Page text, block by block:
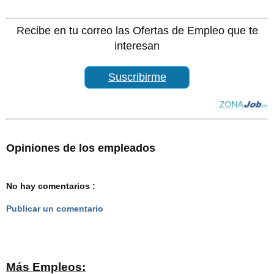
Recibe en tu correo las Ofertas de Empleo que te
interesan
Suscribirme
Opiniones de los empleados
No hay comentarios :
Publicar un comentario
Más Empleos: